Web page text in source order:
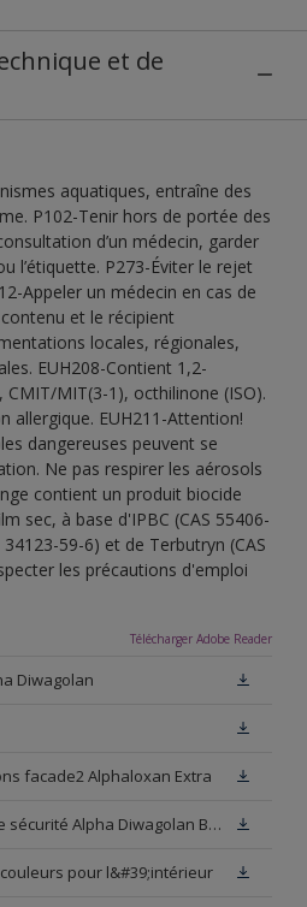
et de
aquatiques, entraîne des
P102-Tenir hors de portée des
d’un médecin, garder
l’étiquette. P273-Éviter le rejet
Appeler un médecin en cas de
et le récipient
locales, régionales,
EUH208-Contient 1,2-
MIT(3-1), octhilinone (ISO).
allergique. EUH211-Attention!
dangereuses peuvent se
Ne pas respirer les aérosols
contient un produit biocide
sec, à base d'IPBC (CAS 55406-
59-6) et de Terbutryn (CAS
les précautions d'emploi
Télécharger Adobe Reader
Diwagolan
facade2 Alphaloxan Extra
Fiche de données de sécurité Alpha Diwagolan Base W05
pour l&#39;intérieur